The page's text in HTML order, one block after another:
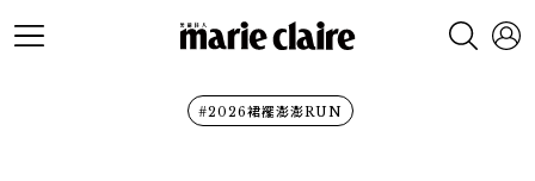
#2026裙襬澎澎RUN